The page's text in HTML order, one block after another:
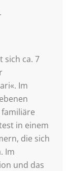
sich ca. 7
Im
in einem
die sich
Im
und das